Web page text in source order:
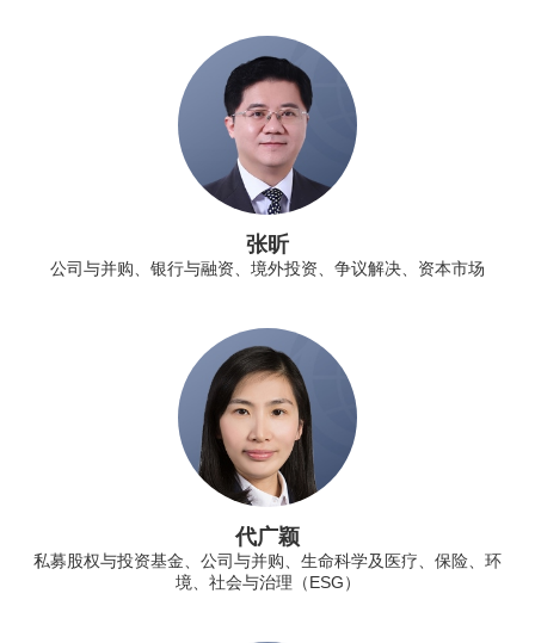
张昕
公司与并购、银行与融资、境外投资、争议解决、资本市场
代广颖
私募股权与投资基金、公司与并购、生命科学及医疗、保险、环
境、社会与治理（ESG）